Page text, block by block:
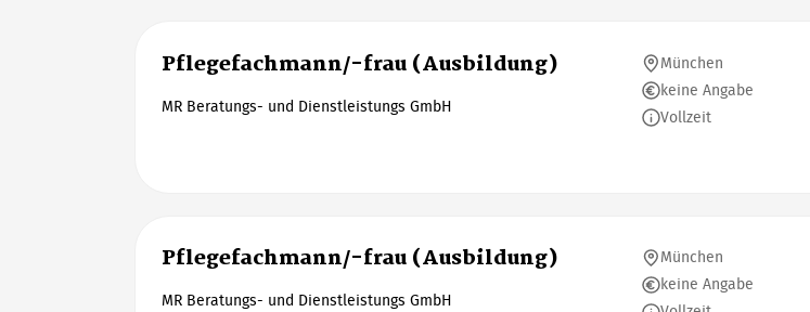
Pflegefachmann/-frau (Ausbildung)
MR Beratungs- und Dienstleistungs GmbH
München
keine Angabe
Vollzeit
Pflegefachmann/-frau (Ausbildung)
MR Beratungs- und Dienstleistungs GmbH
München
keine Angabe